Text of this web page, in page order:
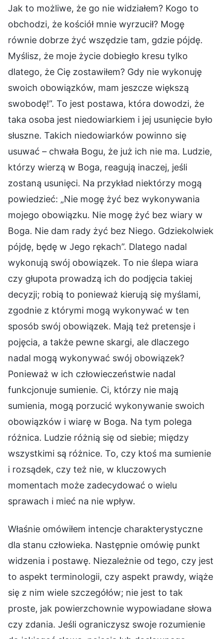
Jak to możliwe, że go nie widziałem? Kogo to
obchodzi, że kościół mnie wyrzucił? Mogę
równie dobrze żyć wszędzie tam, gdzie pójdę.
Myślisz, że moje życie dobiegło kresu tylko
dlatego, że Cię zostawiłem? Gdy nie wykonuję
swoich obowiązków, mam jeszcze większą
swobodę!”. To jest postawa, która dowodzi, że
taka osoba jest niedowiarkiem i jej usunięcie było
słuszne. Takich niedowiarków powinno się
usuwać – chwała Bogu, że już ich nie ma. Ludzie,
którzy wierzą w Boga, reagują inaczej, jeśli
zostaną usunięci. Na przykład niektórzy mogą
powiedzieć: „Nie mogę żyć bez wykonywania
mojego obowiązku. Nie mogę żyć bez wiary w
Boga. Nie dam rady żyć bez Niego. Gdziekolwiek
pójdę, będę w Jego rękach”. Dlatego nadal
wykonują swój obowiązek. To nie ślepa wiara
czy głupota prowadzą ich do podjęcia takiej
decyzji; robią to ponieważ kierują się myślami,
zgodnie z którymi mogą wykonywać w ten
sposób swój obowiązek. Mają też pretensje i
pojęcia, a także pewne skargi, ale dlaczego
nadal mogą wykonywać swój obowiązek?
Ponieważ w ich człowieczeństwie nadal
funkcjonuje sumienie. Ci, którzy nie mają
sumienia, mogą porzucić wykonywanie swoich
obowiązków i wiarę w Boga. Na tym polega
różnica. Ludzie różnią się od siebie; między
wszystkimi są różnice. To, czy ktoś ma sumienie
i rozsądek, czy też nie, w kluczowych
momentach może zadecydować o wielu
sprawach i mieć na nie wpływ.
Właśnie omówiłem intencje charakterystyczne
dla stanu człowieka. Następnie omówię punkt
widzenia i postawę. Niezależnie od tego, czy jest
to aspekt terminologii, czy aspekt prawdy, wiąże
się z nim wiele szczegółów; nie jest to tak
proste, jak powierzchownie wypowiadane słowa
czy zdania. Jeśli ograniczysz swoje rozumienie